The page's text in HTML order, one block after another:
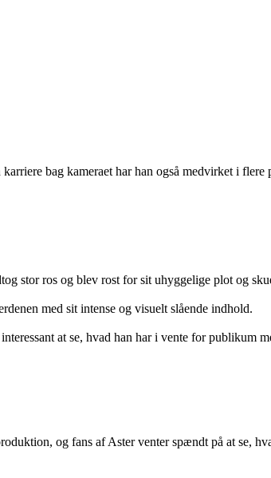
bag kameraet har han også medvirket i
stor ros og blev rost for sit uhyggelige plot og
med sit intense og visuelt slående indhold.
at se, hvad han har i vente for publikum
og fans af Aster venter spændt på at se,